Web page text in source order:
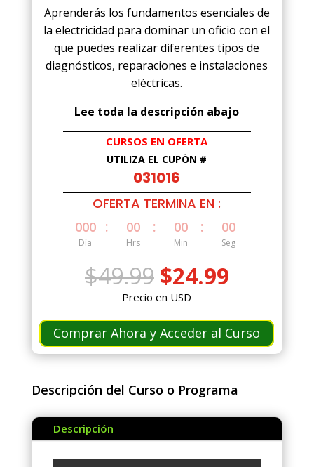
Aprenderás los fundamentos esenciales de
la electricidad para dominar un oficio con el
que puedes realizar diferentes tipos de
diagnósticos, reparaciones e instalaciones
eléctricas.
Lee toda la descripción abajo
CURSOS EN OFERTA
UTILIZA EL CUPÓN #
031016
OFERTA TERMINA EN :
000
Día
: 00
Hrs
: 00
Min
: 00
Seg
$49.99 El
precio
original
era:
$49.99.
$24.99El
es:
$24.99.
Precio en USD
Comprar Ahora y Acceder al Curso
Descripción del Curso o Programa
Descripción